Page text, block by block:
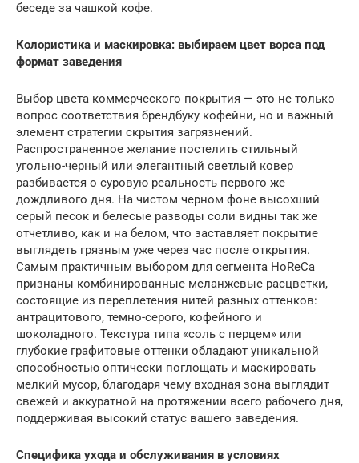
беседе за чашкой кофе.
Колористика и маскировка: выбираем цвет ворса под
формат заведения
Выбор цвета коммерческого покрытия — это не только
вопрос соответствия брендбуку кофейни, но и важный
элемент стратегии скрытия загрязнений.
Распространенное желание постелить стильный
угольно-черный или элегантный светлый ковер
разбивается о суровую реальность первого же
дождливого дня. На чистом черном фоне высохший
серый песок и белесые разводы соли видны так же
отчетливо, как и на белом, что заставляет покрытие
выглядеть грязным уже через час после открытия.
Самым практичным выбором для сегмента HoReCa
признаны комбинированные меланжевые расцветки,
состоящие из переплетения нитей разных оттенков:
антрацитового, темно-серого, кофейного и
шоколадного. Текстура типа «соль с перцем» или
глубокие графитовые оттенки обладают уникальной
способностью оптически поглощать и маскировать
мелкий мусор, благодаря чему входная зона выглядит
свежей и аккуратной на протяжении всего рабочего дня,
поддерживая высокий статус вашего заведения.
Специфика ухода и обслуживания в условиях